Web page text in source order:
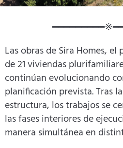
Las obras de Sira Homes,
de 21 viviendas
continúan evolucionando
planificación prevista. Tras
estructura, los trabajos se
las fases interiores de
manera simultánea en